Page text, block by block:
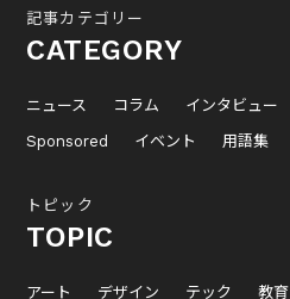
記事カテゴリー
CATEGORY
ニュース コラム インタビュー
Sponsored
イベント 用語集
トピック
TOPIC
アート デザイン テック 教育